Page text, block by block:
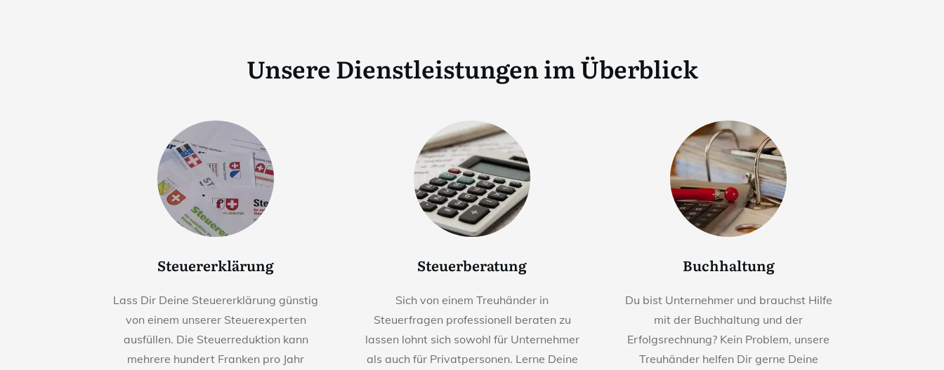
Unsere Dienstleistungen im Überblick
Steuererklärung
Lass Dir Deine Steuererklärung günstig
von einem unserer Steuerexperten
ausfüllen. Die Steuerreduktion kann
mehrere hundert Franken pro Jahr
Steuerberatung
Sich von einem Treuhänder in
Steuerfragen professionell beraten zu
lassen lohnt sich sowohl für Unternehmer
als auch für Privatpersonen. Lerne Deine
Buchhaltung
Du bist Unternehmer und brauchst Hilfe
mit der Buchhaltung und der
Erfolgsrechnung? Kein Problem, unsere
Treuhänder helfen Dir gerne Deine